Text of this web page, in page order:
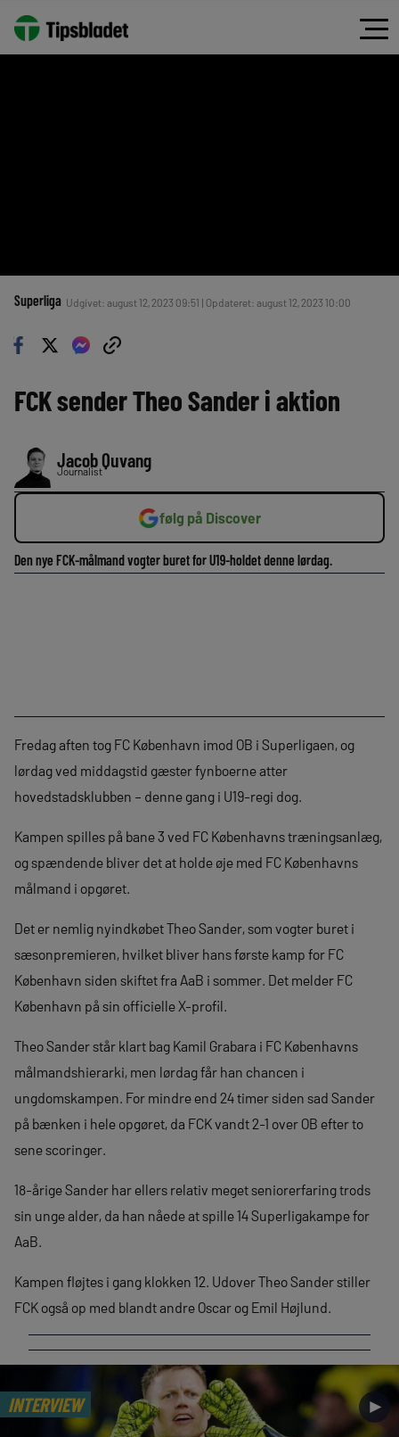
Superliga Udgivet: august 12, 2023 09:51 | Opdateret: august 12, 2023 10:00
FCK sender Theo Sander i aktion
Jacob Quvang
Journalist
følg på Discover
Den nye FCK-målmand vogter buret for U19-holdet denne lørdag.
Fredag aften tog FC København imod OB i Superligaen, og
lørdag ved middagstid gæster fynboerne atter
hovedstadsklubben – denne gang i U19-regi dog.
Kampen spilles på bane 3 ved FC Københavns træningsanlæg,
og spændende bliver det at holde øje med FC Københavns
målmand i opgøret.
Det er nemlig nyindkøbet Theo Sander, som vogter buret i
sæsonpremieren, hvilket bliver hans første kamp for FC
København siden skiftet fra AaB i sommer. Det melder FC
København på sin officielle X-profil.
Theo Sander står klart bag Kamil Grabara i FC Københavns
målmandshierarki, men lørdag får han chancen i
ungdomskampen. For mindre end 24 timer siden sad Sander
på bænken i hele opgøret, da FCK vandt 2-1 over OB efter to
sene scoringer.
18-årige Sander har ellers relativ meget seniorerfaring trods
sin unge alder, da han nåede at spille 14 Superligakampe for
AaB.
Kampen fløjtes i gang klokken 12. Udover Theo Sander stiller
FCK også op med blandt andre Oscar og Emil Højlund.
INTERVIEW ►